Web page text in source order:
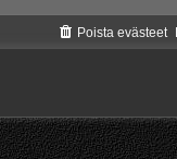
Poista evästeet